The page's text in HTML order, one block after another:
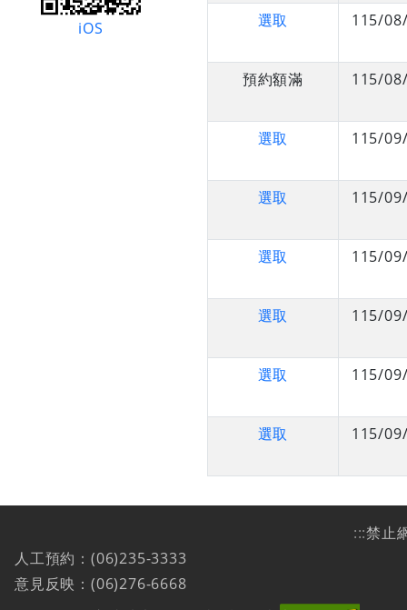
iOS
選取
115/
預約額滿
115/
選取
115/
選取
115/
選取
115/
選取
115/
選取
115/
選取
115/
:::禁止
人工預約：(06)235-3333
意見反映：(06)276-6668